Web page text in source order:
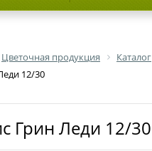
Цветочная продукция Каталог
12/30
Грин Леди 12/30